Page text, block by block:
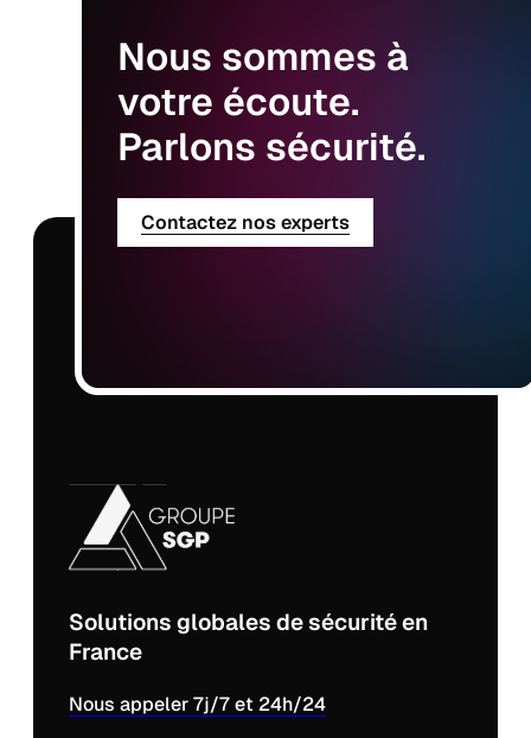
Nous sommes à
votre écoute.
Parlons sécurité.
Contactez nos experts
Solutions globales de sécurité en
France
Nous appeler 7j/7 et 24h/24